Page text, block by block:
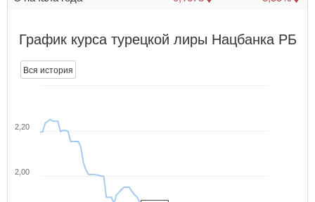
График курса турецкой лиры Нацбанка РБ
Вся история
2,00
2,20